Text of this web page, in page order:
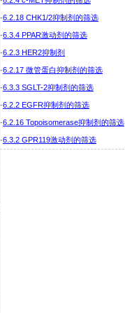
·6.2.18 CHK1/2抑制剂的筛选
·6.3.4 PPAR激动剂的筛选
·6.2.3 HER2抑制剂
·6.2.17 微管蛋白抑制剂的筛选
·6.3.3 SGLT-2抑制剂的筛选
·6.2.2 EGFR抑制剂的筛选
·6.2.16 Topoisomerase抑制剂的筛选
·6.3.2 GPR119激动剂的筛选